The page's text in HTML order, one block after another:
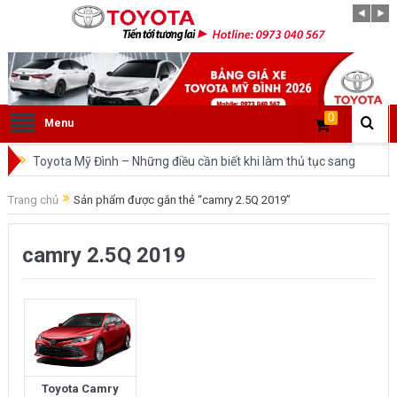
Menu 0
Toyota Mỹ Đình – Những điều cần biết khi làm thủ tục sang
tên ô tô trong cùng tỉnh.
So sánh Toyota Veloz Cross và Toyota Innova: Nên chọn xe
nào?
nhất trên thị trường.
Những dòng xe của Toyota đang chiếm lĩnh tại thị trường
Việt Nam?
Trang chủ Sản phẩm được gắn thẻ “camry 2.5Q 2019”
camry 2.5Q 2019
Toyota Camry